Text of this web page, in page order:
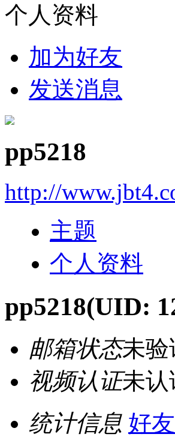
个人资料
加为好友
发送消息
pp5218
http://
主题
个人资料
pp5218(UID:
邮箱状态未验
视频认证未认
统计信息 好